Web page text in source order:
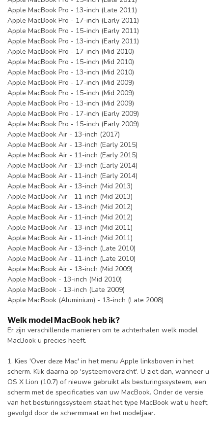
Apple MacBook Pro - 13-inch (Late 2011)
Apple MacBook Pro - 17-inch (Early 2011)
Apple MacBook Pro - 15-inch (Early 2011)
Apple MacBook Pro - 13-inch (Early 2011)
Apple MacBook Pro - 17-inch (Mid 2010)
Apple MacBook Pro - 15-inch (Mid 2010)
Apple MacBook Pro - 13-inch (Mid 2010)
Apple MacBook Pro - 17-inch (Mid 2009)
Apple MacBook Pro - 15-inch (Mid 2009)
Apple MacBook Pro - 13-inch (Mid 2009)
Apple MacBook Pro - 17-inch (Early 2009)
Apple MacBook Pro - 15-inch (Early 2009)
Apple MacBook Air - 13-inch (2017)
Apple MacBook Air - 13-inch (Early 2015)
Apple MacBook Air - 11-inch (Early 2015)
Apple MacBook Air - 13-inch (Early 2014)
Apple MacBook Air - 11-inch (Early 2014)
Apple MacBook Air - 13-inch (Mid 2013)
Apple MacBook Air - 11-inch (Mid 2013)
Apple MacBook Air - 13-inch (Mid 2012)
Apple MacBook Air - 11-inch (Mid 2012)
Apple MacBook Air - 13-inch (Mid 2011)
Apple MacBook Air - 11-inch (Mid 2011)
Apple MacBook Air - 13-inch (Late 2010)
Apple MacBook Air - 11-inch (Late 2010)
Apple MacBook Air - 13-inch (Mid 2009)
Apple MacBook - 13-inch (Mid 2010)
Apple MacBook - 13-inch (Late 2009)
Apple MacBook (Aluminium) - 13-inch (Late 2008)
Welk model MacBook heb ik?
Er zijn verschillende manieren om te achterhalen welk model
MacBook u precies heeft.
1. Kies 'Over deze Mac' in het menu Apple linksboven in het
scherm. Klik daarna op 'systeemoverzicht'. U ziet dan, wanneer u
OS X Lion (10.7) of nieuwe gebruikt als besturingssysteem, een
scherm met de specificaties van uw MacBook. Onder de versie
van het besturingssysteem staat het type MacBook wat u heeft,
gevolgd door de schermmaat en het modeljaar.